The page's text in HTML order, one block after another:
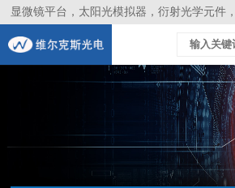
显微镜平台，太阳光模拟器，衍射光学元件
谱仪，生物激光器，光束分析仪，Layertec